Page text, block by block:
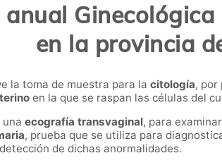
anual
en la provincia
la toma de muestra para la citología, por
en la que se raspan las células del
ecografía transvaginal, para
, prueba que se utiliza para
de dichas anormalidades.